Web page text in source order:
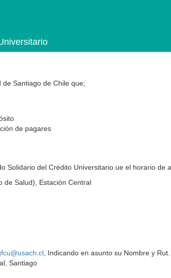
Santiago de Chile que;
de pagares
Solidario del Crédito Universitario ue el horario de
de Salud), Estación Central
, Indicando en asunto su Nombre y
Santiago